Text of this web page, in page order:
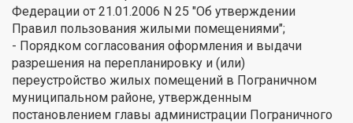
Федерации от 21.01.2006 N 25 "Об утверждении
Правил пользования жилыми помещениями";
- Порядком согласования оформления и выдачи
разрешения на перепланировку и (или)
переустройство жилых помещений в Пограничном
муниципальном районе, утвержденным
постановлением главы администрации Пограничного